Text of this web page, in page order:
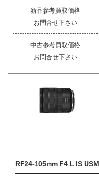
新品参考買取価格
お問合せ下さい
中古参考買取価格
お問合せ下さい
RF24-105mm F4 L IS USM